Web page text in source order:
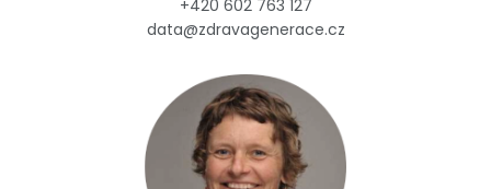
+420 602 763 127
data@zdravagenerace.cz